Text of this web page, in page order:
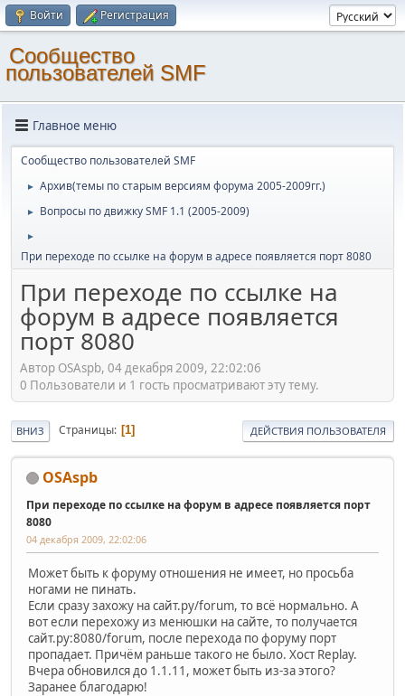
Войти Регистрация
Cообщество
пользователей SMF
Главное меню
Cообщество пользователей SMF
► Архив(темы по старым версиям форума 2005-2009гг.)
► Вопросы по движку SMF 1.1 (2005-2009)
►
При переходе по ссылке на форум в адресе появляется порт 8080
При переходе по ссылке на
форум в адресе появляется
порт 8080
Автор OSAspb, 04 декабря 2009, 22:02:06
0 Пользователи и 1 гость просматривают эту тему.
ВНИЗ Страницы 1 ДЕЙСТВИЯ ПОЛЬЗОВАТЕЛЯ
OSAspb
При переходе по ссылке на форум в адресе появляется порт
8080
04 декабря 2009, 22:02:06
Может быть к форуму отношения не имеет, но просьба
ногами не пинать.
Если сразу захожу на сайт.ру/forum, то всё нормально. А
вот если перехожу из менюшки на сайте, то получается
сайт.ру:8080/forum, после перехода по форуму порт
пропадает. Причём раньше такого не было. Хост Replay.
Вчера обновился до 1.1.11, может быть из-за этого?
Заранее благодарю!